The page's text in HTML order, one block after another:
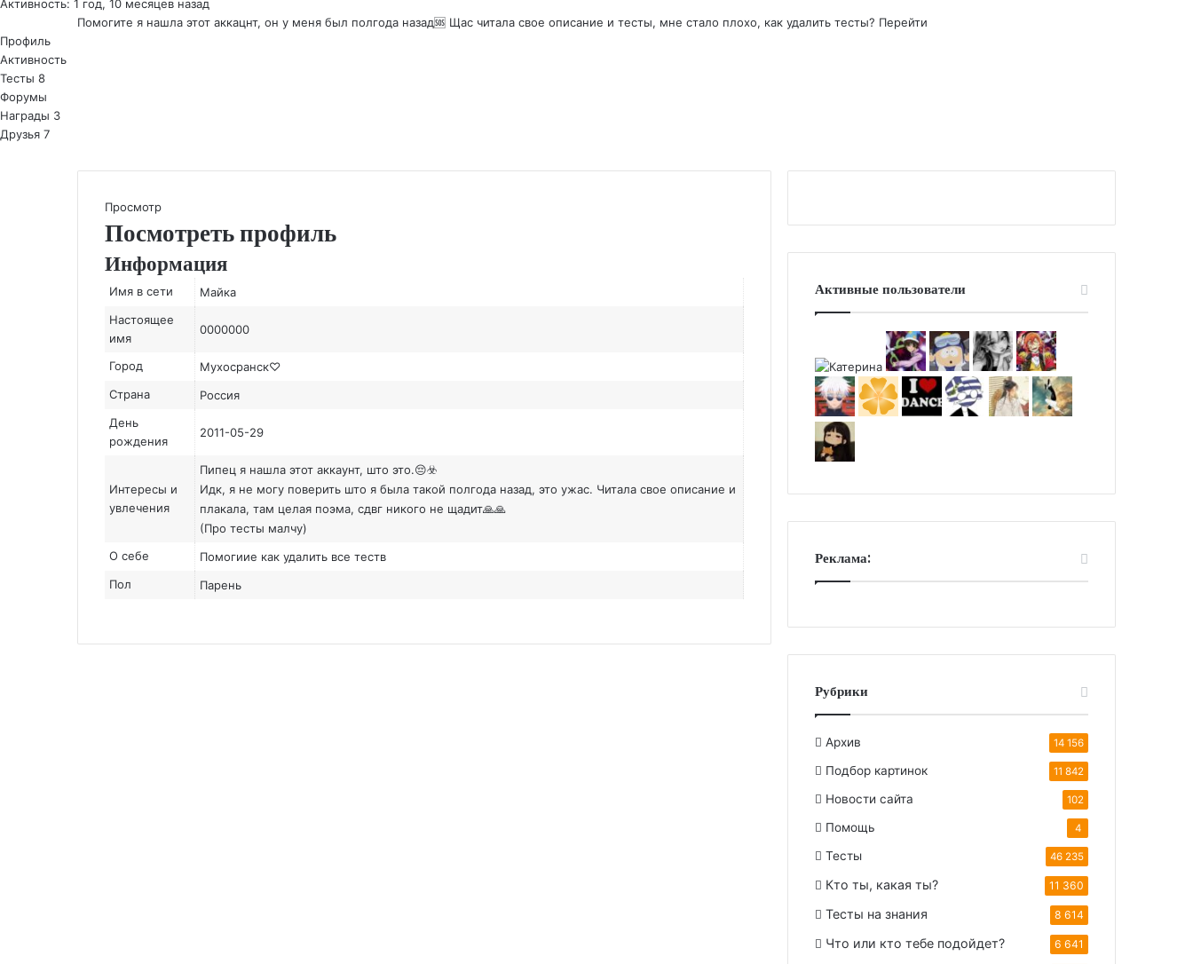
Активность: 1 год, 10 месяцев назад
Помогите я нашла этот аккацнт, он у меня был полгода назад🆘️ Щас читала свое описание и тесты, мне стало плохо, как удалить тесты? Перейти
Профиль
Активность
Тесты 8
Форумы
Награды 3
Друзья 7
Просмотр
Посмотреть профиль
Информация
Имя в сети
Майка
Настоящее
имя
0000000
Город
Мухосранск‎♡
Страна
Россия
День
рождения
2011-05-29
Интересы и
увлечения
Пипец я нашла этот аккаунт, што это.😔☣️
Идк, я не могу поверить што я была такой полгода назад, это ужас. Читала свое описание и
плакала, там целая поэма, сдвг никого не щадит🙏🙏
(Про тесты малчу)
О себе
Помогиие как удалить все теств
Пол
Парень
Активные пользователи
Реклама:
Рубрики
Архив 14 156
Подбор картинок 11 842
Новости сайта 102
Помощь 4
Тесты 46 235
Кто ты, какая ты? 11 360
Тесты на знания 8 614
Что или кто тебе подойдет? 6 641